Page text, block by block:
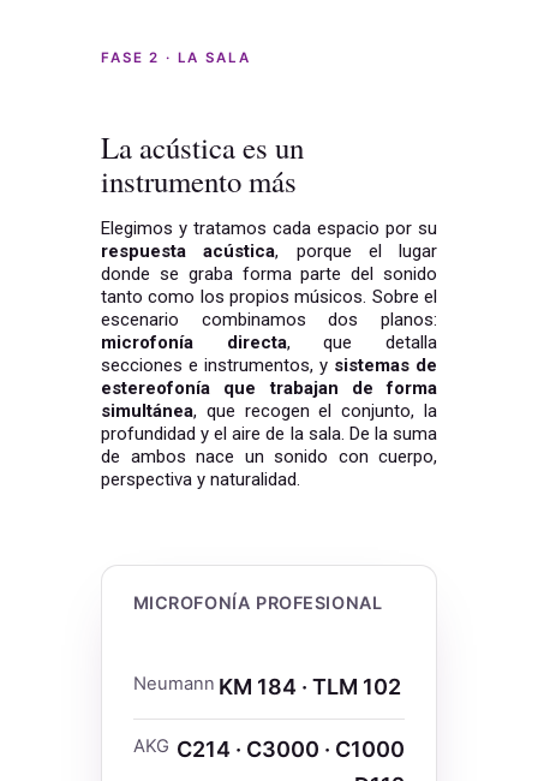
FASE 2 · LA SALA
La acústica es un
instrumento más
Elegimos y tratamos cada espacio por su
respuesta acústica, porque el lugar
donde se graba forma parte del sonido
tanto como los propios músicos. Sobre el
escenario combinamos dos planos:
microfonía directa, que detalla
secciones e instrumentos, y sistemas de
estereofonía que trabajan de forma
simultánea, que recogen el conjunto, la
profundidad y el aire de la sala. De la suma
de ambos nace un sonido con cuerpo,
perspectiva y naturalidad.
MICROFONÍA PROFESIONAL
Neumann KM 184 · TLM 102
AKG C214 · C3000 · C1000